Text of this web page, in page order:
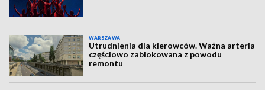
WARSZAWA
Utrudnienia dla kierowców. Ważna arteria
częściowo zablokowana z powodu
remontu